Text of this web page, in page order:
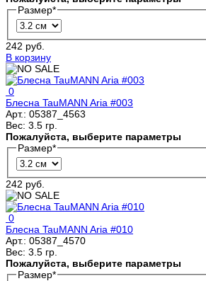
Размер*
242 руб.
В корзину
0
Блесна TauMANN Aria #003
Арт.: 05387_4563
Вес: 3.5 гр.
Пожалуйста, выберите параметры
Размер*
242 руб.
0
Блесна TauMANN Aria #010
Арт.: 05387_4570
Вес: 3.5 гр.
Пожалуйста, выберите параметры
Размер*